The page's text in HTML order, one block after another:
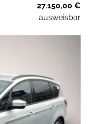
27.150,00 €
ausweisbar